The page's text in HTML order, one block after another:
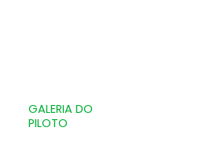
GALERIA DO
PILOTO